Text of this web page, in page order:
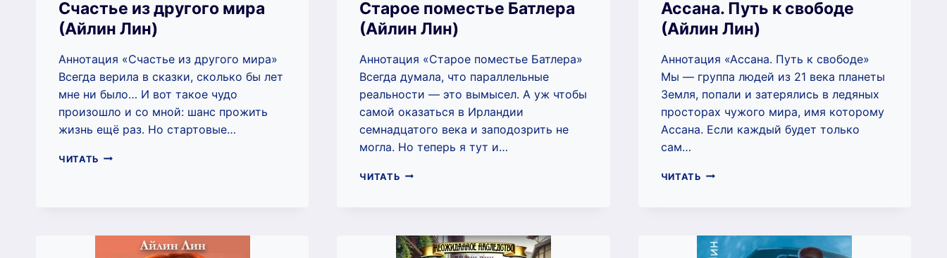
Счастье из другого мира
(Айлин Лин)
Аннотация «Счастье из другого мира»
Всегда верила в сказки, сколько бы лет
мне ни было… И вот такое чудо
произошло и со мной: шанс прожить
жизнь ещё раз. Но стартовые…
ЧИТАТЬ СЧАСТЬЕ
Старое поместье Батлера
(Айлин Лин)
Аннотация «Старое поместье Батлера»
Всегда думала, что параллельные
реальности — это вымысел. А уж чтобы
самой оказаться в Ирландии
семнадцатого века и заподозрить не
могла. Но теперь я тут и…
ЧИТАТЬ СТАРОЕ
Ассана. Путь к свободе
(Айлин Лин)
Аннотация «Ассана. Путь к свободе»
Мы — группа людей из 21 века планеты
Земля, попали и затерялись в ледяных
просторах чужого мира, имя которому
Ассана. Если каждый будет только
сам…
ЧИТАТЬ АССАНА.
ЛИН)